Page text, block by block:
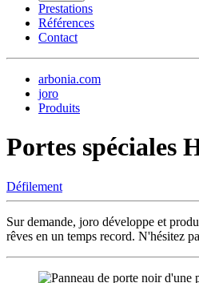
Prestations
Références
Contact
arbonia.com
joro
Produits
Portes spéciales
Défilement
Sur demande, joro développe et
rêves en un temps record. N'hésitez